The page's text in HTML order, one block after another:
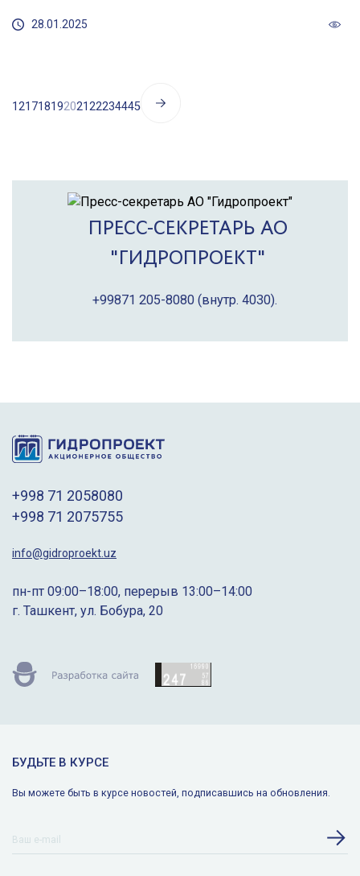
28.01.2025
12171819202122234445
ПРЕСС-СЕКРЕТАРЬ АО
"ГИДРОПРОЕКТ"
+99871 205-8080 (внутр. 4030).
+998 71 2058080
+998 71 2075755
info@gidroproekt.uz
пн-пт 09:00–18:00, перерыв 13:00–14:00
г. Ташкент, ул. Бобура, 20
БУДЬТЕ В КУРСЕ
Вы можете быть в курсе новостей, подписавшись на обновления.